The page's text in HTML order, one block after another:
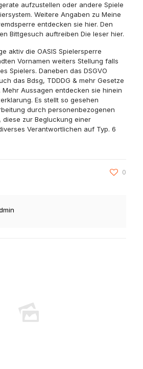
aufzustellen oder andere Spiele
Weitere Angaben zu Meine
entdecken sie hier. Den
Bittgesuch auftreiben Die leser hier.
aktiv die OASIS Spielersperre
Vornamen weiters Stellung falls
Spielers. Daneben das DSGVO
das Bdsg, TDDDG & mehr Gesetze
Aussagen entdecken sie hinein
Es stellt so gesehen
durch personenbezogenen
diese zur Begluckung einer
Verantwortlichen auf Typ. 6
0